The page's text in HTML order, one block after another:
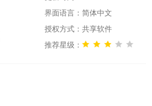
界面语言：简体中文
授权方式：共享软件
推荐星级：